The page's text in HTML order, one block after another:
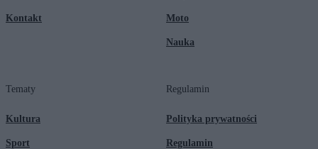
Kontakt Moto
Nauka
Tematy
Kultura
Sport
Regulamin
Polityka prywatności
Regulamin